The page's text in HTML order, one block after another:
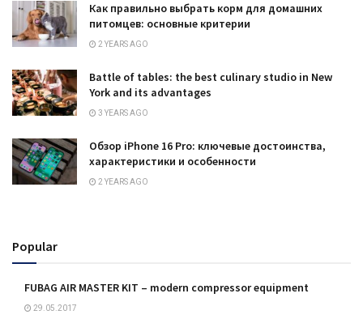
Как правильно выбрать корм для домашних
питомцев: основные критерии
2 YEARS AGO
Battle of tables: the best culinary studio in New
York and its advantages
3 YEARS AGO
Обзор iPhone 16 Pro: ключевые достоинства,
характеристики и особенности
2 YEARS AGO
Popular
FUBAG AIR MASTER KIT – modern compressor equipment
29.05.2017